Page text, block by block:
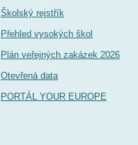
Školský rejstřík
Přehled vysokých škol
Plán veřejných zakázek 2026
Otevřená data
PORTÁL YOUR EUROPE